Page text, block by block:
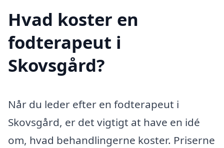
Hvad koster en
fodterapeut i
Skovsgård?
Når du leder efter en fodterapeut i
Skovsgård, er det vigtigt at have en idé
om, hvad behandlingerne koster. Priserne